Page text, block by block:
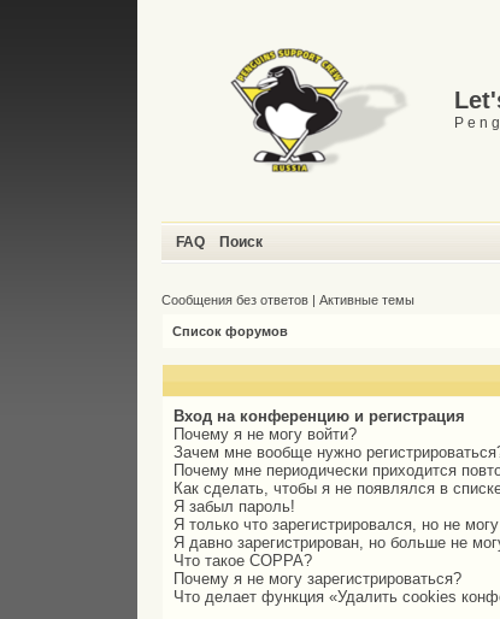
P e n
FAQ Поиск
Сообщения без ответов |Активные темы
Список форумов
Вход на конференцию и регистрация
Почему я не могу войти?
Зачем мне вообще нужно
Почему мне периодически приходится
Как сделать, чтобы я не появлялся в
Я забыл пароль!
Я только что зарегистрировался, но не
Я давно зарегистрирован, но больше не
Что такое COPPA?
Почему я не могу зарегистрироваться?
Что делает функция «Удалить cookies